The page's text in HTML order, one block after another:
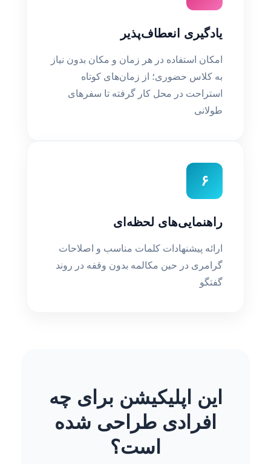
یادگیری انعطاف‌پذیر
امکان استفاده در هر زمان و مکان بدون نیاز
به کلاس حضوری؛ از زمان‌های کوتاه
استراحت در محل کار گرفته تا سفرهای
طولانی
۶
راهنمایی‌های لحظه‌ای
ارائه پیشنهادات کلمات مناسب و اصلاحات
گرامری در حین مکالمه بدون وقفه در روند
گفتگو
این اپلیکیشن برای چه
افرادی طراحی شده
است؟